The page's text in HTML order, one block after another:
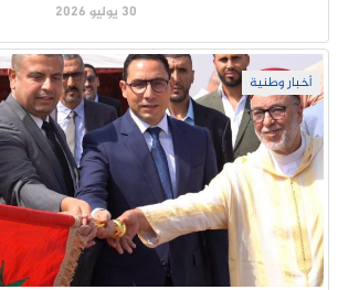
30 يوليو 2026
أخبار وطنية